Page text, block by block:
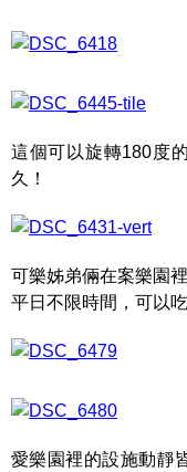
這個可以旋轉180度
久！
可樂姊弟倆在案樂園
平日不限時間，可以
愛樂園裡的設施動靜